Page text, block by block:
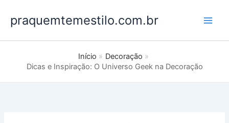
para
conteúdo
praquemtemestilo.com.br
Início
Decoração
Dicas e Inspiração: O Universo Geek na Decoração